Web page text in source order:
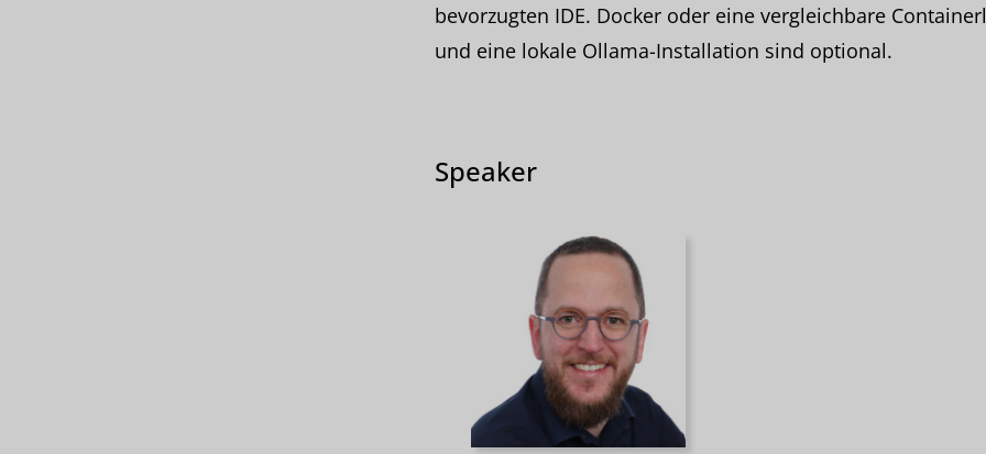
bevorzugten IDE. Docker oder eine vergleichbare
und eine lokale Ollama-Installation sind optional.
Speaker